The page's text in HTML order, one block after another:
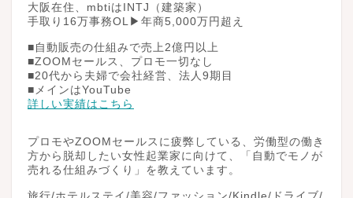
大阪在住、mbtiはINTJ（建築家）
手取り16万事務OL▶︎年商5,000万円超え
■自動販売の仕組みで売上2億円以上
■ZOOMセールス、プロモ一切なし
■20代から夫婦で会社経営、法人9期目
■メインはYouTube
詳しい実績はこちら
プロモやZOOMセールスに疲弊している、労働型の働き
方から脱却したい女性起業家に向けて、「自動でモノが
売れる仕組みづくり」を教えています。